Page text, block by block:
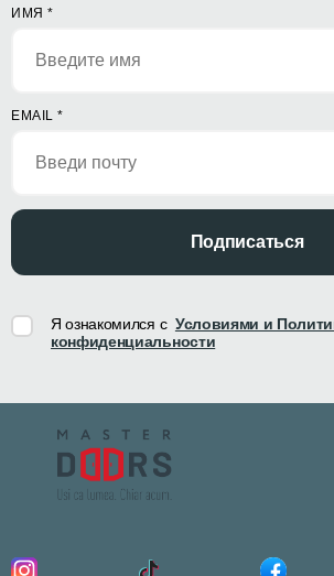
ИМЯ *
EMAIL *
Подписаться
Я ознакомился с Условиями и
конфиденциальности